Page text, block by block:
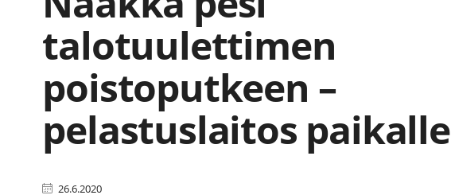
talotuulettimen
poistoputkeen –
pelastuslaitos paikalle
26.6.2020